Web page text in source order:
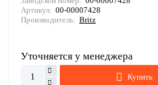
Артикул: 00-00007428
Производитель: Britz
Уточняется у менеджера
Купить